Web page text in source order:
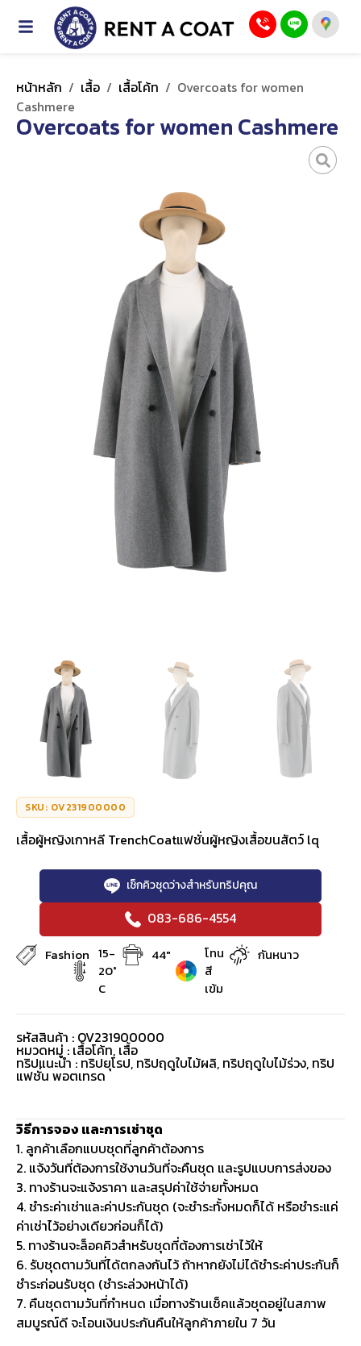
หน้าหลัก / เสื้อ / เสื้อโค้ท / Overcoats for women
Cashmere
Overcoats for women Cashmere
SKU: OV231900000
เสื้อผู้หญิงเกาหลี TrenchCoatแฟชั่นผู้หญิงเสื้อขนสัตว์ lq
เช็กคิวชุดว่างสำหรับทริปคุณ
083-686-4554
Fashion 15-
20°
C
44"
โทน
สี
เข้ม
กันหนาว
รหัสสินค้า : OV231900000
หมวดหมู่ : เสื้อโค้ท, เสื้อ
ทริปแนะนำ : ทริปยุโรป, ทริปฤดูใบไม้ผลิ, ทริปฤดูใบไม้ร่วง, ทริป
แฟชั่น พอตเทรด
วิธีการจอง และการเช่าชุด
1. ลูกค้าเลือกแบบชุดที่ลูกค้าต้องการ
2. แจ้งวันที่ต้องการใช้งานวันที่จะคืนชุด และรูปแบบการส่งของ
3. ทางร้านจะแจ้งราคา และสรุปค่าใช้จ่ายทั้งหมด
4. ชำระค่าเช่าและค่าประกันชุด (จะชำระทั้งหมดก็ได้ หรือชำระแค่
ค่าเช่าไว้อย่างเดียวก่อนก็ได้)
5. ทางร้านจะล็อคคิวสำหรับชุดที่ต้องการเช่าไว้ให้
6. รับชุดตามวันที่ได้ตกลงกันไว้ ถ้าหากยังไม่ได้ชำระค่าประกันก็
ชำระก่อนรับชุด (ชำระล่วงหน้าได้)
7. คืนชุดตามวันที่กำหนด เมื่อทางร้านเช็คแล้วชุดอยู่ในสภาพ
สมบูรณ์ดี จะโอนเงินประกันคืนให้ลูกค้าภายใน 7 วัน